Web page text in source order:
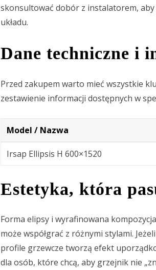
skonsultować dobór z instalatorem,
układu.
Dane techniczne i
Przed zakupem warto mieć wszystkie
zestawienie informacji dostępnych w
Model / Nazwa
Irsap Ellipsis H 600×1520
Estetyka, która
Forma elipsy i wyrafinowana
może współgrać z różnymi stylami.
profile grzewcze tworzą efekt
dla osób, które chcą, aby grzejnik nie